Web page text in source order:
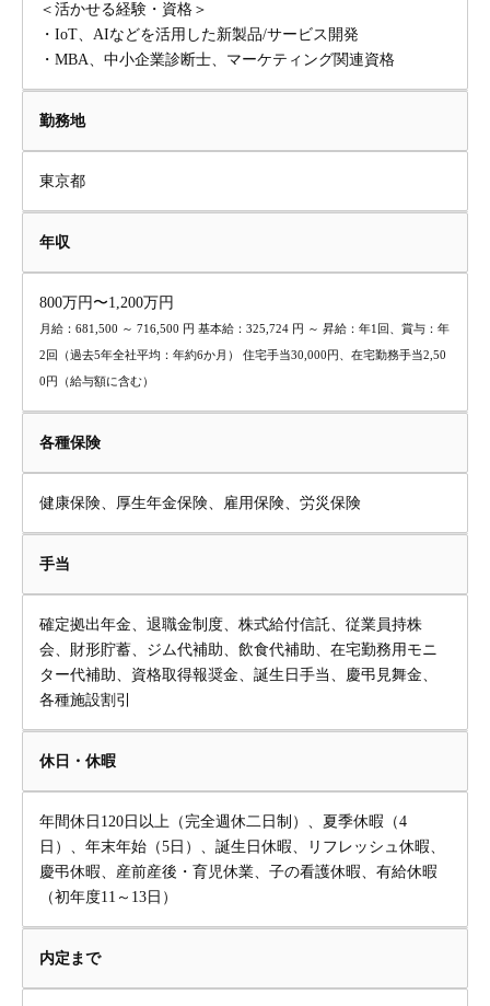
＜活かせる経験・資格＞
・IoT、AIなどを活用した新製品/サービス開発
・MBA、中小企業診断士、マーケティング関連資格
勤務地
東京都
年収
800万円〜1,200万円
月給：681,500 ～ 716,500 円 基本給：325,724 円 ～ 昇給：年1回、賞与：年
2回（過去5年全社平均：年約6か月） 住宅手当30,000円、在宅勤務手当2,50
0円（給与額に含む）
各種保険
健康保険、厚生年金保険、雇用保険、労災保険
手当
確定拠出年金、退職金制度、株式給付信託、従業員持株
会、財形貯蓄、ジム代補助、飲食代補助、在宅勤務用モニ
ター代補助、資格取得報奨金、誕生日手当、慶弔見舞金、
各種施設割引
休日・休暇
年間休日120日以上（完全週休二日制）、夏季休暇（4
日）、年末年始（5日）、誕生日休暇、リフレッシュ休暇、
慶弔休暇、産前産後・育児休業、子の看護休暇、有給休暇
（初年度11～13日）
内定まで